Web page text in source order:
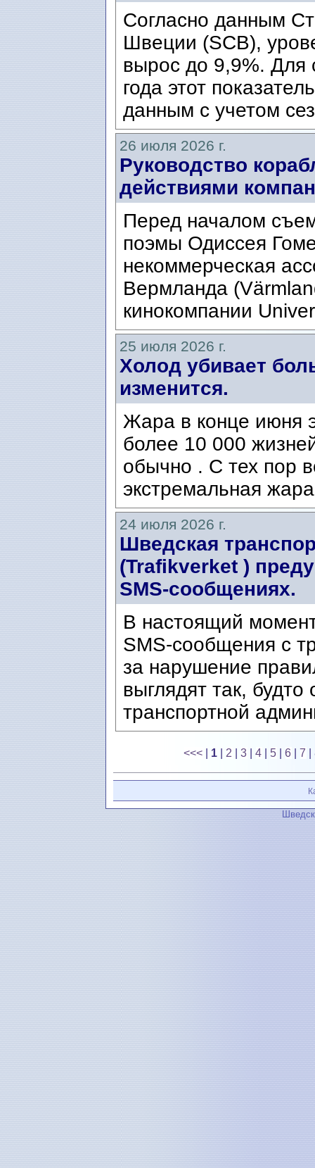
Согласно данным
Швеции (SCB),
вырос до 9,9%. Для
года этот
данным с учетом
26 июля 2026 г.
Руководство
действиями
Перед началом
поэмы Одиссея
некоммерческая
Вермланда
кинокомпании
25 июля 2026 г.
Холод убивает
изменится.
Жара в конце июня
более 10 000
обычно . С тех пор
экстремальная
24 июля 2026 г.
Шведская
(Trafikverket )
SMS-сообщениях.
В настоящий
SMS-сообщения с
за нарушение
выглядят так,
транспортной
<<< 1 2 |3 |4 5 |6 |7 |